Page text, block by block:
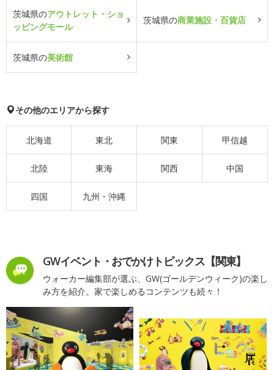
茨城県のアウトレット・ショ
ッピングモール
茨城県の商業施設・百貨店
茨城県の美術館
その他のエリアから探す
北海道 東北 関東 甲信越
北陸 東海 関西 中国
四国 九州・沖縄
GWイベント・おでかけトピックス【関東】
ウォーカー編集部が選ぶ、GW(ゴールデンウィーク)の楽し
み方を紹介。家で楽しめるコンテンツも続々！